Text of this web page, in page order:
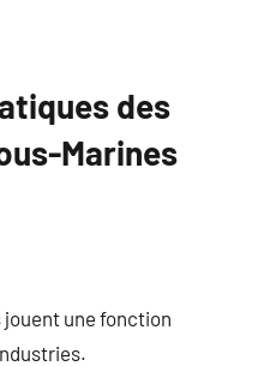
des
Marines
une fonction